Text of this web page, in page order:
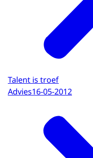
Talent is troef
Advies16-05-2012